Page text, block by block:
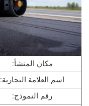
مكان المنشأ:
اسم العلامة التجارية:
رقم النموذج: